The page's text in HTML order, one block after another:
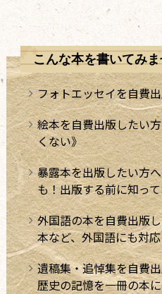
こんな本を書いてみま
フォトエッセイを自費
絵本を自費出版したい
くない》
暴露本を出版したい方
も！出版する前に知っ
外国語の本を自費出版
本など、外国語にも対
遺稿集・追悼集を自費
歴史の記憶を一冊の本